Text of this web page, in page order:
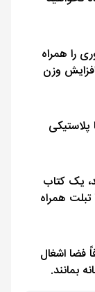
را همراه
وزن
یک کتاب
همراه
فضا اشغال
بمانند.